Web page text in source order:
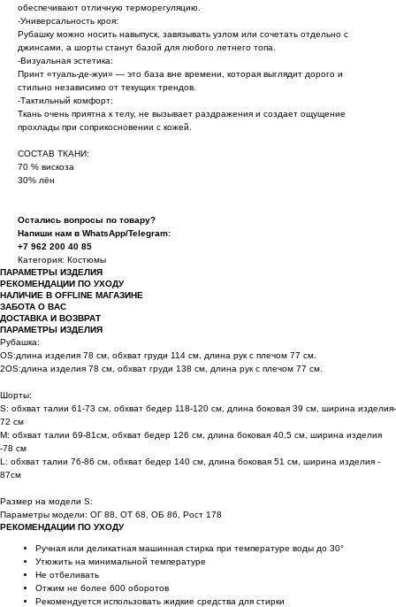
обеспечивают отличную терморегуляцию.
-Универсальность кроя:
Рубашку можно носить навыпуск, завязывать узлом или сочетать отдельно с
джинсами, а шорты станут базой для любого летнего топа.
-Визуальная эстетика:
Принт «туаль-де-жуи» — это база вне времени, которая выглядит дорого и
стильно независимо от текущих трендов.
-Тактильный комфорт:
Ткань очень приятна к телу, не вызывает раздражения и создает ощущение
прохлады при соприкосновении с кожей.
СОСТАВ ТКАНИ:
70 % вискоза
30% лён
Остались вопросы по товару?
Напиши нам в WhatsApp/Telegram:
+7 962 200 40 85
Категория: Костюмы
ПАРАМЕТРЫ ИЗДЕЛИЯ
РЕКОМЕНДАЦИИ ПО УХОДУ
НАЛИЧИЕ В OFFLINE МАГАЗИНЕ
ЗАБОТА О ВАС
ДОСТАВКА И ВОЗВРАТ
ПАРАМЕТРЫ ИЗДЕЛИЯ
Рубашка:
OS:длина изделия 78 см, обхват груди 114 см, длина рук с плечом 77 см.
2OS:длина изделия 78 см, обхват груди 138 см, длина рук с плечом 77 см.
Шорты:
S: обхват талии 61-73 см, обхват бедер 118-120 см, длина боковая 39 см, ширина изделия-
72 см
M: обхват талии 69-81см, обхват бедер 126 см, длина боковая 40,5 см, ширина изделия
-78 см
L: обхват талии 76-86 см, обхват бедер 140 см, длина боковая 51 см, ширина изделия -
87см
Размер на модели S:
Параметры модели: ОГ 88, ОТ 68, ОБ 86, Рост 178
РЕКОМЕНДАЦИИ ПО УХОДУ
Ручная или деликатная машинная стирка при температуре воды до 30°
Утюжить на минимальной температуре
Не отбеливать
Отжим не более 600 оборотов
Рекомендуется использовать жидкие средства для стирки